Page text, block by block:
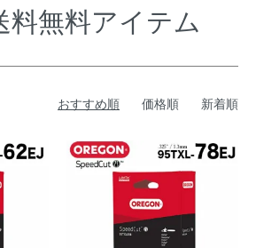
料無料アイテム
おすすめ順 価格順 新着順